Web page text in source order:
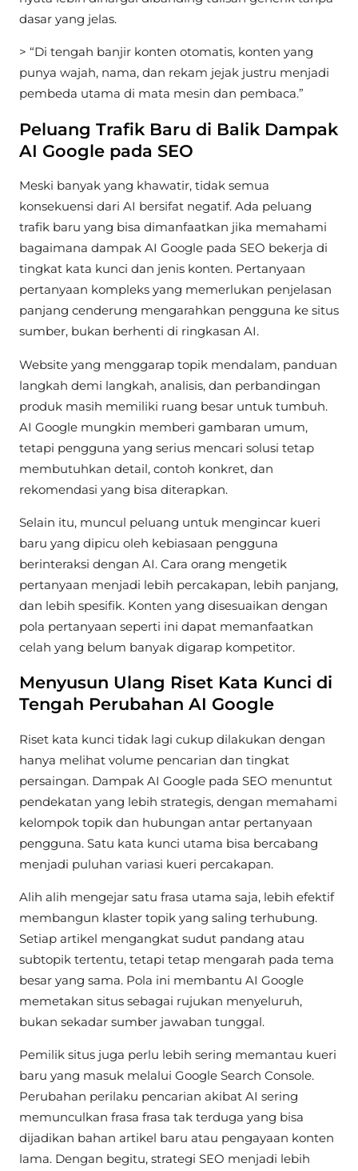
dasar yang jelas.
> “Di tengah banjir konten otomatis, konten yang
punya wajah, nama, dan rekam jejak justru menjadi
pembeda utama di mata mesin dan pembaca.”
Peluang Trafik Baru di Balik Dampak
AI Google pada SEO
Meski banyak yang khawatir, tidak semua
konsekuensi dari AI bersifat negatif. Ada peluang
trafik baru yang bisa dimanfaatkan jika memahami
bagaimana dampak AI Google pada SEO bekerja di
tingkat kata kunci dan jenis konten. Pertanyaan
pertanyaan kompleks yang memerlukan penjelasan
panjang cenderung mengarahkan pengguna ke situs
sumber, bukan berhenti di ringkasan AI.
Website yang menggarap topik mendalam, panduan
langkah demi langkah, analisis, dan perbandingan
produk masih memiliki ruang besar untuk tumbuh.
AI Google mungkin memberi gambaran umum,
tetapi pengguna yang serius mencari solusi tetap
membutuhkan detail, contoh konkret, dan
rekomendasi yang bisa diterapkan.
Selain itu, muncul peluang untuk mengincar kueri
baru yang dipicu oleh kebiasaan pengguna
berinteraksi dengan AI. Cara orang mengetik
pertanyaan menjadi lebih percakapan, lebih panjang,
dan lebih spesifik. Konten yang disesuaikan dengan
pola pertanyaan seperti ini dapat memanfaatkan
celah yang belum banyak digarap kompetitor.
Menyusun Ulang Riset Kata Kunci di
Tengah Perubahan AI Google
Riset kata kunci tidak lagi cukup dilakukan dengan
hanya melihat volume pencarian dan tingkat
persaingan. Dampak AI Google pada SEO menuntut
pendekatan yang lebih strategis, dengan memahami
kelompok topik dan hubungan antar pertanyaan
pengguna. Satu kata kunci utama bisa bercabang
menjadi puluhan variasi kueri percakapan.
Alih alih mengejar satu frasa utama saja, lebih efektif
membangun klaster topik yang saling terhubung.
Setiap artikel mengangkat sudut pandang atau
subtopik tertentu, tetapi tetap mengarah pada tema
besar yang sama. Pola ini membantu AI Google
memetakan situs sebagai rujukan menyeluruh,
bukan sekadar sumber jawaban tunggal.
Pemilik situs juga perlu lebih sering memantau kueri
baru yang masuk melalui Google Search Console.
Perubahan perilaku pencarian akibat AI sering
memunculkan frasa frasa tak terduga yang bisa
dijadikan bahan artikel baru atau pengayaan konten
lama. Dengan begitu, strategi SEO menjadi lebih